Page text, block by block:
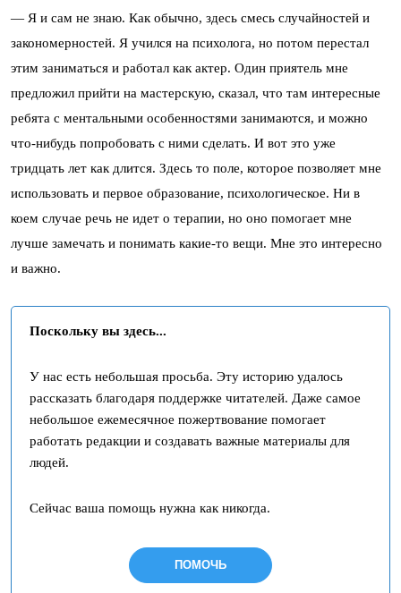
— Я и сам не знаю. Как обычно, здесь смесь случайностей и
закономерностей. Я учился на психолога, но потом перестал
этим заниматься и работал как актер. Один приятель мне
предложил прийти на мастерскую, сказал, что там интересные
ребята с ментальными особенностями занимаются, и можно
что-нибудь попробовать с ними сделать. И вот это уже
тридцать лет как длится. Здесь то поле, которое позволяет мне
использовать и первое образование, психологическое. Ни в
коем случае речь не идет о терапии, но оно помогает мне
лучше замечать и понимать какие-то вещи. Мне это интересно
и важно.
Поскольку вы здесь...
У нас есть небольшая просьба. Эту историю удалось
рассказать благодаря поддержке читателей. Даже самое
небольшое ежемесячное пожертвование помогает
работать редакции и создавать важные материалы для
людей.
Сейчас ваша помощь нужна как никогда.
ПОМОЧЬ